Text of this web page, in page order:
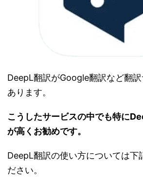
DeepL翻訳がGoogle翻訳など翻訳
あります。
こうしたサービスの中でも特に
が高くお勧めです。
DeepL翻訳の使い方については下
ださい。